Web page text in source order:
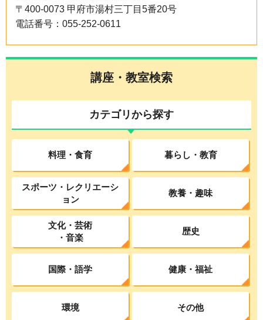
〒400-0073 甲府市湯村三丁目5番20号
電話番号：055-252-0611
講座・教室検索
カテゴリから探す
料理・食育 暮らし・教育
スポーツ・レクリエーシ
ョン
教養・趣味
文化・芸術
・音楽
歴史
国際・語学 健康・福祉
環境 その他